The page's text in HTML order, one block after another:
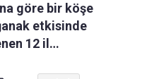
göre bir köşe
etkisinde
12 il…